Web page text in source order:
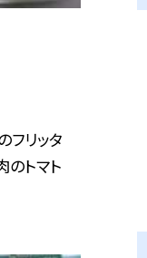
フリッタ
のトマト